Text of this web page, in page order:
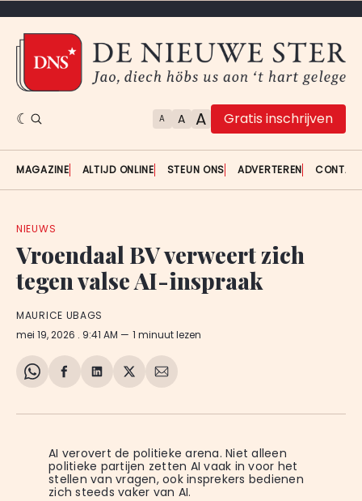
A A A Gratis inschrijven
MAGAZINE ALTIJD ONLINE STEUN ONS ADVERTEREN
NIEUWS
Vroendaal BV verweert zich
tegen valse AI-inspraak
MAURICE UBAGS
mei 19, 2026 . 9:41 AM 1 minuut lezen
Share
WhatsApp
Delen
Facebook
Delen
LinkedIn
Share
X
Deel
E-
AI verovert de politieke arena. Niet alleen
politieke partijen zetten AI vaak in voor het
stellen van vragen, ook insprekers bedienen
zich steeds vaker van AI.